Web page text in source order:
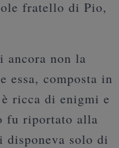
fratello di Pio,
ancora non la
essa, composta in
ricca di enigmi e
fu riportato alla
solo di